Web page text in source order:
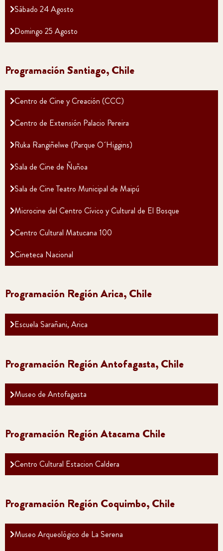
Sábado 24 Agosto
Domingo 25 Agosto
Programación Santiago, Chile
Centro de Cine y Creación (CCC)
Centro de Extensión Palacio Pereira
Ruka Rangiñelwe (Parque O´Higgins)
Sala de Cine de Ñuñoa
Sala de Cine Teatro Municipal de Maipú
Microcine del Centro Cívico y Cultural de El Bosque
Centro Cultural Matucana 100
Cineteca Nacional
Programación Región Arica, Chile
Escuela Sarañani, Arica
Programación Región Antofagasta, Chile
Museo de Antofagasta
Programación Región Atacama Chile
Centro Cultural Estacion Caldera
Programación Región Coquimbo, Chile
Museo Arqueológico de La Serena